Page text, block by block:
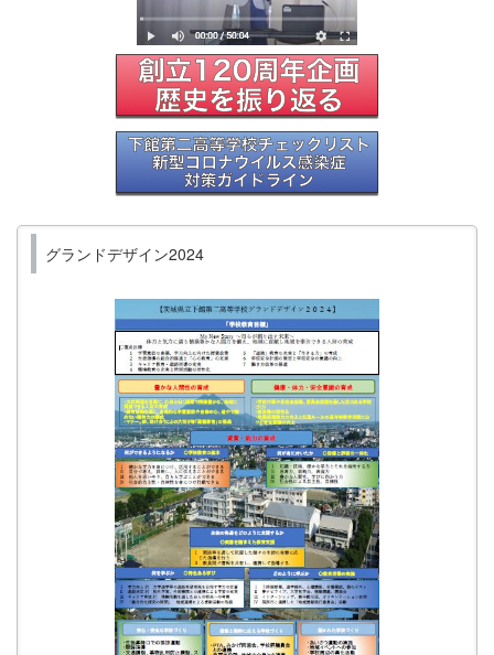
グランドデザイン2024